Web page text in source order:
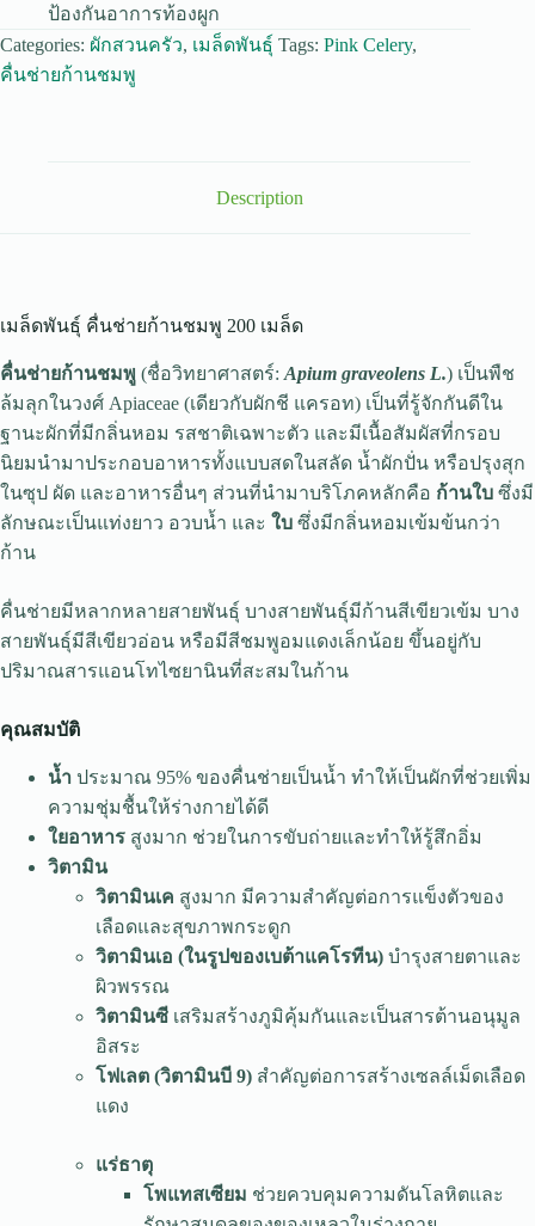
ป้องกันอาการท้องผูก
Categories: ผักสวนครัว, เมล็ดพันธุ์ Tags: Pink Celery,
คื่นช่ายก้านชมพู
Description
เมล็ดพันธุ์ คื่นช่ายก้านชมพู 200 เมล็ด
คื่นช่ายก้านชมพู (ชื่อวิทยาศาสตร์: Apium graveolens L.) เป็นพืช
ล้มลุกในวงศ์ Apiaceae (เดียวกับผักชี แครอท) เป็นที่รู้จักกันดีใน
ฐานะผักที่มีกลิ่นหอม รสชาติเฉพาะตัว และมีเนื้อสัมผัสที่กรอบ
นิยมนำมาประกอบอาหารทั้งแบบสดในสลัด น้ำผักปั่น หรือปรุงสุก
ในซุป ผัด และอาหารอื่นๆ ส่วนที่นำมาบริโภคหลักคือ ก้านใบ ซึ่งมี
ลักษณะเป็นแท่งยาว อวบน้ำ และ ใบ ซึ่งมีกลิ่นหอมเข้มข้นกว่า
ก้าน
คื่นช่ายมีหลากหลายสายพันธุ์ บางสายพันธุ์มีก้านสีเขียวเข้ม บาง
สายพันธุ์มีสีเขียวอ่อน หรือมีสีชมพูอมแดงเล็กน้อย ขึ้นอยู่กับ
ปริมาณสารแอนโทไซยานินที่สะสมในก้าน
คุณสมบัติ
น้ำ ประมาณ 95% ของคื่นช่ายเป็นน้ำ ทำให้เป็นผักที่ช่วยเพิ่ม
ความชุ่มชื้นให้ร่างกายได้ดี
ใยอาหาร สูงมาก ช่วยในการขับถ่ายและทำให้รู้สึกอิ่ม
วิตามิน
วิตามินเค สูงมาก มีความสำคัญต่อการแข็งตัวของ
เลือดและสุขภาพกระดูก
วิตามินเอ (ในรูปของเบต้าแคโรทีน) บำรุงสายตาและ
ผิวพรรณ
วิตามินซี เสริมสร้างภูมิคุ้มกันและเป็นสารต้านอนุมูล
อิสระ
โฟเลต (วิตามินบี 9) สำคัญต่อการสร้างเซลล์เม็ดเลือด
แดง
แร่ธาตุ
โพแทสเซียม ช่วยควบคุมความดันโลหิตและ